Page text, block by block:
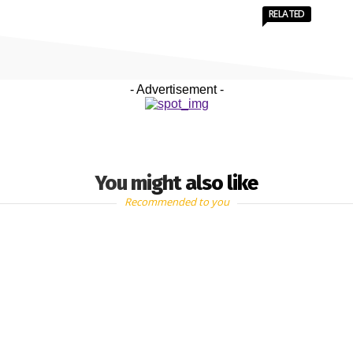
- Advertisement -
You might also like
RELATED
Recommended to you